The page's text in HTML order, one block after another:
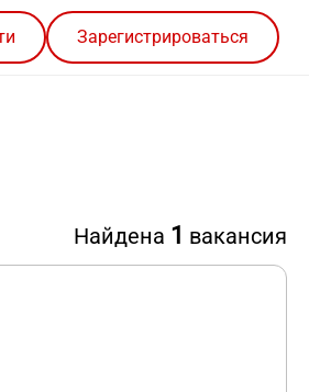
Зарегистрироваться
Найдена 1 вакансия